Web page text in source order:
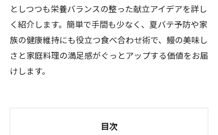
としつつも栄養バランスの整った献立アイデアを詳し
く紹介します。簡単で手間も少なく、夏バテ予防や家
族の健康維持にも役立つ食べ合わせ術で、鰻の美味し
さと家庭料理の満足感がぐっとアップする価値をお届
けします。
目次